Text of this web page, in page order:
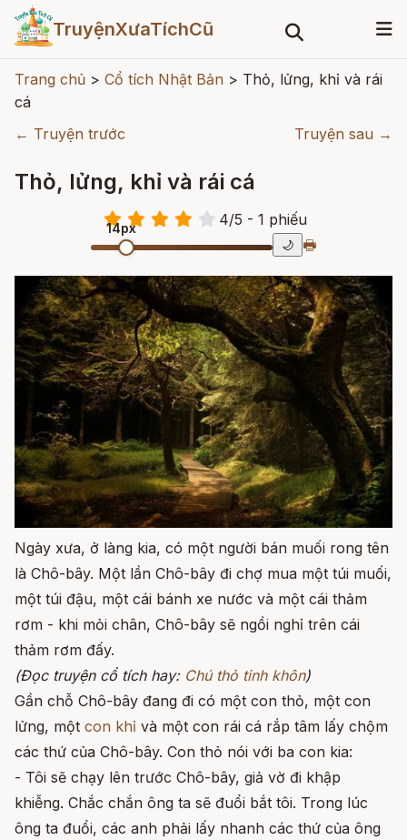
TruyệnXưaTíchCũ
Trang chủ > Cổ tích Nhật Bản > Thỏ, lửng, khỉ và rái
cá
← Truyện trước
Truyện sau →
Thỏ, lửng, khỉ và rái cá
4/5 - 1 phiếu
14px
🌙 🖶
Ngày xưa, ở làng kia, có một người bán muối rong tên
là Chô-bây. Một lần Chô-bây đi chợ mua một túi muối,
một túi đậu, một cái bánh xe nước và một cái thảm
rơm - khi mỏi chân, Chô-bây sẽ ngồi nghỉ trên cái
thảm rơm đấy.
(Đọc truyện cổ tích hay:Chú thỏ tinh khôn)
Gần chỗ Chô-bây đang đi có một con thỏ, một con
lửng, một con khỉ và một con rái cá rắp tâm lấy chộm
các thứ của Chô-bây. Con thỏ nói với ba con kia:
- Tôi sẽ chạy lên trước Chô-bây, giả vờ đi khập
khiễng. Chắc chắn ông ta sẽ đuổi bắt tôi. Trong lúc
ông ta đuổi, các anh phải lấy nhanh các thứ của ông